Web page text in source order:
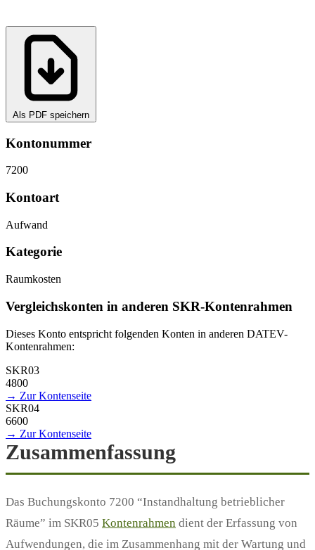
Als PDF speichern
Kontonummer
7200
Kontoart
Aufwand
Kategorie
Raumkosten
Vergleichskonten in anderen SKR-Kontenrahmen
Dieses Konto entspricht folgenden Konten in anderen DATEV-
Kontenrahmen:
SKR03
4800
→ Zur Kontenseite
SKR04
6600
→ Zur Kontenseite
Zusammenfassung
Das Buchungskonto 7200 “Instandhaltung betrieblicher
Räume” im SKR05 Kontenrahmen dient der Erfassung von
Aufwendungen, die im Zusammenhang mit der Wartung und